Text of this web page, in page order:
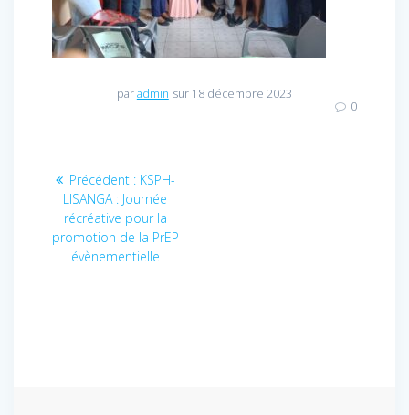
paradmin sur 18 décembre 2023
0
Navigation
l’article
Précédent : Article
précédent
:
KSPH-
LISANGA : Journée
récréative pour la
promotion de la PrEP
évènementielle